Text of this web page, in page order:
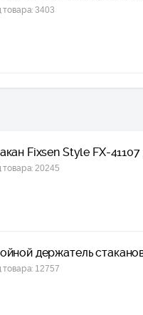
товара:3403
Fixsen Style FX-
товара:20245
держатель
товара: 12757